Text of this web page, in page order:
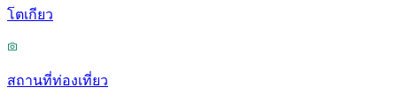
โตเกียว
สถานที่ท่องเที่ยว